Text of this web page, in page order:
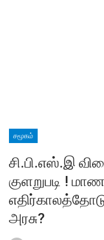
சமூகம்
சி.பி.எஸ்.இ
குளறுபடி !
அரசு?